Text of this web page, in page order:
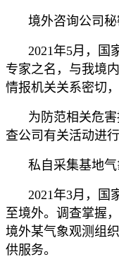
境外咨询公司
2021年5月，国
专家之名，与我境
情报机关关系密切
为防范相关危
查公司有关活动进行
私自采集基地
2021年3月，国
至境外。调查掌握
境外某气象观测组
供服务。